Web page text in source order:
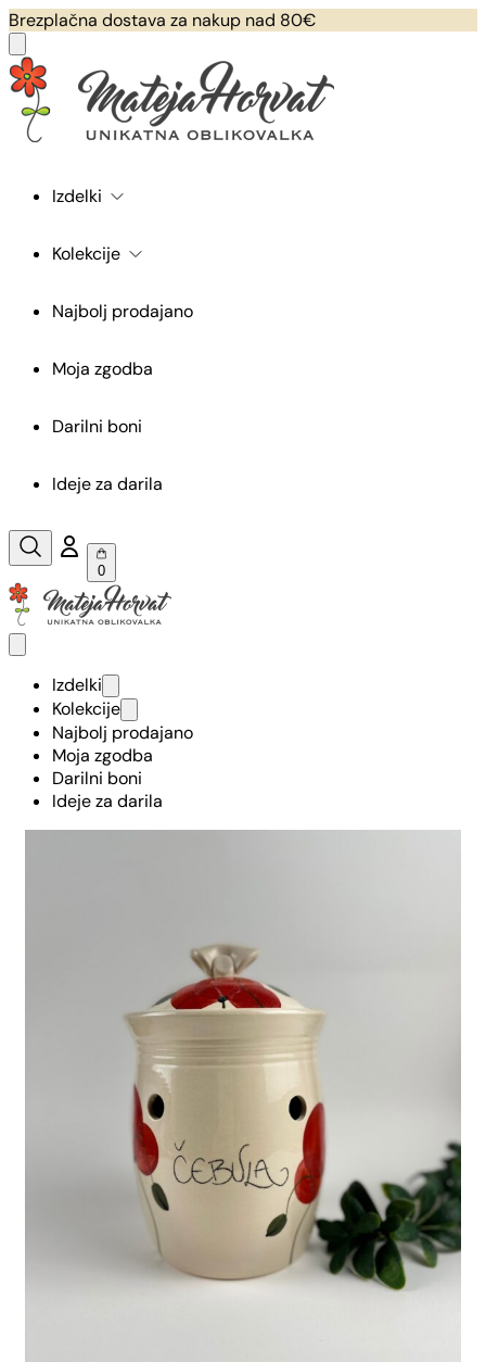
Brezplačna dostava za nakup nad 80€
Izdelki
Kolekcije
Najbolj prodajano
Moja zgodba
Darilni boni
Ideje za darila
0
Izdelki
Kolekcije
Najbolj prodajano
Moja zgodba
Darilni boni
Ideje za darila